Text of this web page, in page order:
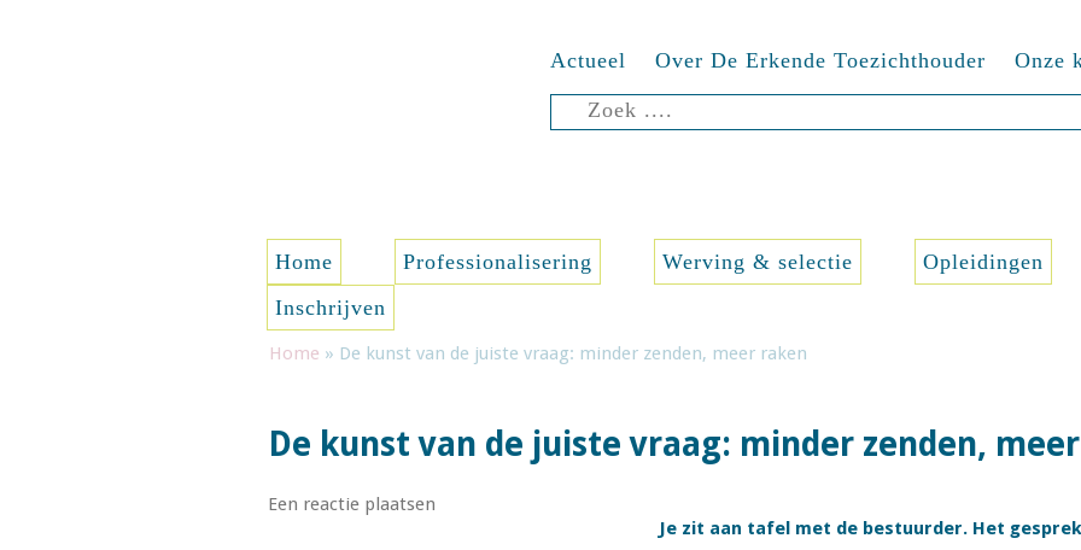
Actueel Over De Erkende Toezichthouder Onze
Zoeken
naar:
Home Professionalisering Werving & selectie
Opleidingen
Inschrijven
Home » De kunst van de juiste vraag: minder zenden, meer raken
De kunst van de juiste vraag: minder zenden,
Een reactie plaatsen
Je zit aan tafel met de bestuurder. Het